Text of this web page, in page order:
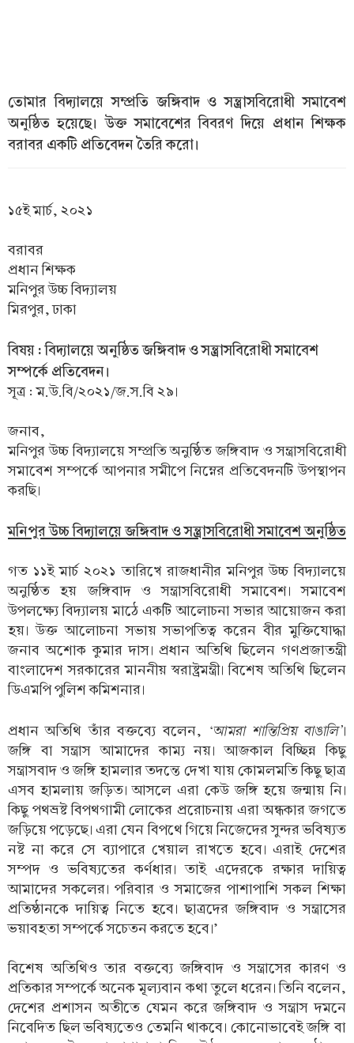
তোমার বিদ্যালয়ে সম্প্রতি জঙ্গিবাদ ও সন্ত্রাসবিরোধী সমাবেশ
অনুষ্ঠিত হয়েছে। উক্ত সমাবেশের বিবরণ দিয়ে প্রধান শিক্ষক
বরাবর একটি প্রতিবেদন তৈরি করো।
১৫ই মার্চ, ২০২১
বরাবর
প্রধান শিক্ষক
মনিপুর উচ্চ বিদ্যালয়
মিরপুর, ঢাকা
বিষয় : বিদ্যালয়ে অনুষ্ঠিত জঙ্গিবাদ ও সন্ত্রাসবিরোধী সমাবেশ
সম্পর্কে প্রতিবেদন।
সূত্র : ম.উ.বি/২০২১/জ.স.বি ২৯।
জনাব,
মনিপুর উচ্চ বিদ্যালয়ে সম্প্রতি অনুষ্ঠিত জঙ্গিবাদ ও সন্ত্রাসবিরোধী
সমাবেশ সম্পর্কে আপনার সমীপে নিম্নের প্রতিবেদনটি উপস্থাপন
করছি।
মনিপুর উচ্চ বিদ্যালয়ে জঙ্গিবাদ ও সন্ত্রাসবিরোধী সমাবেশ অনুষ্ঠিত
গত ১১ই মার্চ ২০২১ তারিখে রাজধানীর মনিপুর উচ্চ বিদ্যালয়ে
অনুষ্ঠিত হয় জঙ্গিবাদ ও সন্ত্রাসবিরোধী সমাবেশ। সমাবেশ
উপলক্ষ্যে বিদ্যালয় মাঠে একটি আলোচনা সভার আয়োজন করা
হয়। উক্ত আলোচনা সভায় সভাপতিত্ব করেন বীর মুক্তিযোদ্ধা
জনাব অশোক কুমার দাস। প্রধান অতিথি ছিলেন গণপ্রজাতন্ত্রী
বাংলাদেশ সরকারের মাননীয় স্বরাষ্ট্রমন্ত্রী। বিশেষ অতিথি ছিলেন
ডিএমপি পুলিশ কমিশনার।
প্রধান অতিথি তাঁর বক্তব্যে বলেন, ‘আমরা শান্তিপ্রিয় বাঙালি’।
জঙ্গি বা সন্ত্রাস আমাদের কাম্য নয়। আজকাল বিচ্ছিন্ন কিছু
সন্ত্রাসবাদ ও জঙ্গি হামলার তদন্তে দেখা যায় কোমলমতি কিছু ছাত্র
এসব হামলায় জড়িত। আসলে এরা কেউ জঙ্গি হয়ে জন্মায় নি।
কিছু পথভ্রষ্ট বিপথগামী লোকের প্ররোচনায় এরা অন্ধকার জগতে
জড়িয়ে পড়েছে। এরা যেন বিপথে গিয়ে নিজেদের সুন্দর ভবিষ্যত
নষ্ট না করে সে ব্যাপারে খেয়াল রাখতে হবে। এরাই দেশের
সম্পদ ও ভবিষ্যতের কর্ণধার। তাই এদেরকে রক্ষার দায়িত্ব
আমাদের সকলের। পরিবার ও সমাজের পাশাপাশি সকল শিক্ষা
প্রতিষ্ঠানকে দায়িত্ব নিতে হবে। ছাত্রদের জঙ্গিবাদ ও সন্ত্রাসের
ভয়াবহতা সম্পর্কে সচেতন করতে হবে।’
বিশেষ অতিথিও তার বক্তব্যে জঙ্গিবাদ ও সন্ত্রাসের কারণ ও
প্রতিকার সম্পর্কে অনেক মূল্যবান কথা তুলে ধরেন। তিনি বলেন,
দেশের প্রশাসন অতীতে যেমন করে জঙ্গিবাদ ও সন্ত্রাস দমনে
নিবেদিত ছিল ভবিষ্যতেও তেমনি থাকবে। কোনোভাবেই জঙ্গি বা